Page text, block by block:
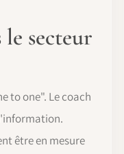
secteur
to one". Le coach
être en mesure